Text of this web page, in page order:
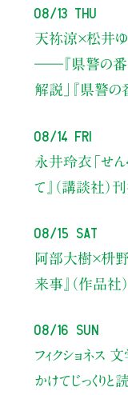
08/13 Thu
天祢涼×松井ゆ
――『県警の番
解説」
『県警
08/14 Fri
永井玲衣 「せ
て』（講談社）
08/15 Sat
阿部大樹×枡
来事』（作品社
08/16 Sun
フィクショネス
かけてじっくりと